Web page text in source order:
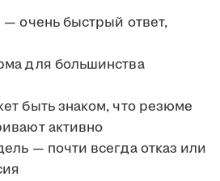
— очень быстрый ответ,
для большинства
быть знаком, что резюме
активно
— почти всегда отказ или